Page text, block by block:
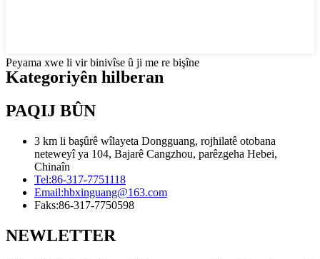
Peyama xwe li vir binivîse û ji me re bişîne
Kategoriyên hilberan
PAQIJ BÛN
3 km li başûrê wîlayeta Dongguang, rojhilatê otobana
neteweyî ya 104, Bajarê Cangzhou, parêzgeha Hebei,
Chinaîn
Tel:86-317-7751118
Email:hbxinguang@163.com
Faks:86-317-7750598
NEWLETTER